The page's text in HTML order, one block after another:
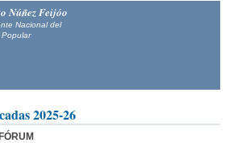
Fernández
del Partido Popular de Castilla y León y candidato
2025-26